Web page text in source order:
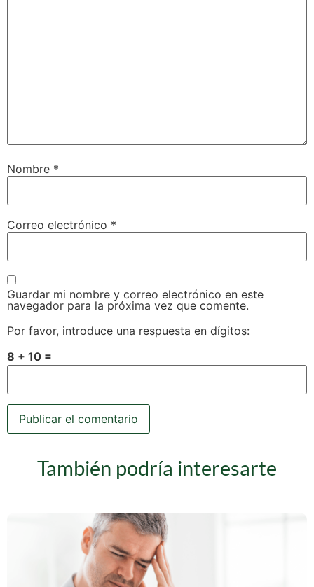
Nombre *
Correo electrónico *
Guardar mi nombre y correo electrónico en este
navegador para la próxima vez que comente.
Por favor, introduce una respuesta en dígitos:
8 + 10 =
También podría interesarte